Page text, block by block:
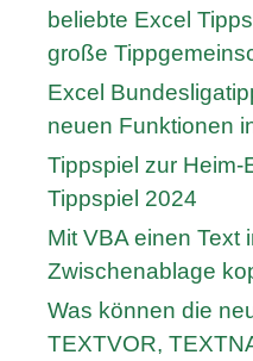
beliebte Excel
große
Excel
neuen Funktionen
Tippspiel zur Heim-
Tippspiel 2024
Mit VBA einen Text
Zwischenablage
Was können die
TEXTVOR,